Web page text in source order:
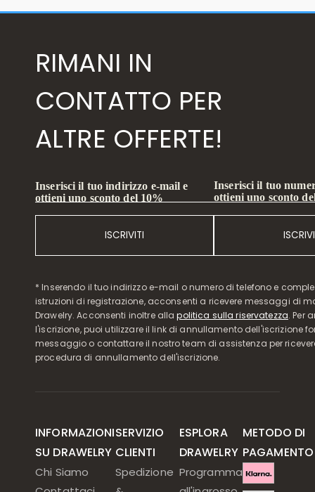
RIMANI IN
CONTATTO PER
ALTRE OFFERTE!
Inserisci il tuo indirizzo e-mail e
ottieni uno sconto del 10%
ISCRIVITI
Inserisci il tuo
ottieni uno sconto
* Inserendo il tuo indirizzo e-mail o numero di telefono e
istruzioni di registrazione, acconsenti a ricevere messaggi di
Drawelry. Acconsenti inoltre allapolitica sulla riservatezza. Per
l'iscrizione, puoi utilizzare il link di annullamento dell'iscrizione
messaggio o contattare il nostro team di assistenza per
procedura di annullamento dell'iscrizione.
INFORMAZIONI
SU DRAWELRY
Chi Siamo
SERVIZIO
CLIENTI
Spedizione
ESPLORA
DRAWELRY
Programma
METODO DI
PAGAMENTO